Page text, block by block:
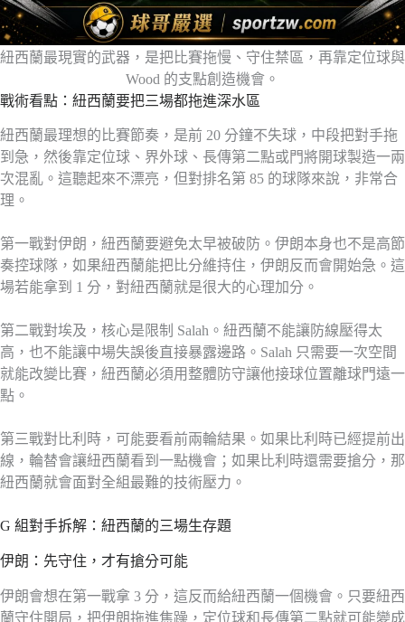
紐西蘭最現實的武器，是把比賽拖慢、守住禁區，再靠定位球與
Wood 的支點創造機會。
戰術看點：紐西蘭要把三場都拖進深水區
紐西蘭最理想的比賽節奏，是前 20 分鐘不失球，中段把對手拖
到急，然後靠定位球、界外球、長傳第二點或門將開球製造一兩
次混亂。這聽起來不漂亮，但對排名第 85 的球隊來說，非常合
理。
第一戰對伊朗，紐西蘭要避免太早被破防。伊朗本身也不是高節
奏控球隊，如果紐西蘭能把比分維持住，伊朗反而會開始急。這
場若能拿到 1 分，對紐西蘭就是很大的心理加分。
第二戰對埃及，核心是限制 Salah。紐西蘭不能讓防線壓得太
高，也不能讓中場失誤後直接暴露邊路。Salah 只需要一次空間
就能改變比賽，紐西蘭必須用整體防守讓他接球位置離球門遠一
點。
第三戰對比利時，可能要看前兩輪結果。如果比利時已經提前出
線，輪替會讓紐西蘭看到一點機會；如果比利時還需要搶分，那
紐西蘭就會面對全組最難的技術壓力。
G 組對手拆解：紐西蘭的三場生存題
伊朗：先守住，才有搶分可能
伊朗會想在第一戰拿 3 分，這反而給紐西蘭一個機會。只要紐西
蘭守住開局，把伊朗拖進焦躁，定位球和長傳第二點就可能變成